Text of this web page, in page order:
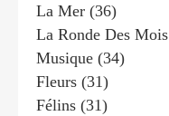
La Mer (36)
La Ronde Des Mois
Musique (34)
Fleurs (31)
Félins (31)